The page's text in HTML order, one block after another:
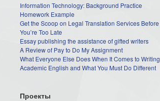
Information Technology: Background Practice
Homework Example
Get the Scoop on Legal Translation Services Before
You’re Too Late
Essay publishing the assistance of gifted writers
A Review of Pay to Do My Assignment
What Everyone Else Does When It Comes to Writing
Academic English and What You Must Do Different
Проекты